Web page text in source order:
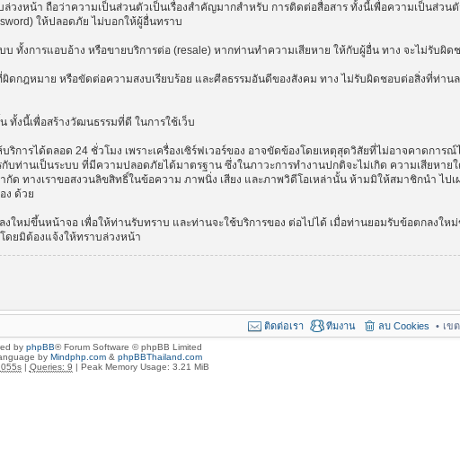
งหน้า ถือว่าความเป็นส่วนตัวเป็นเรื่องสำคัญมากสำหรับ การติดต่อสื่อสาร ทั้งนี้เพื่อความเป็นส่วน
ให้ปลอดภัย ไม่บอกให้ผู้อื่นทราบ
ทั้งการแอบอ้าง หรือขายบริการต่อ (resale) หากท่านทำความเสียหาย ให้กับผู้อื่น ทาง จะไม่รับผิ
กฎหมาย หรือขัดต่อความสงบเรียบร้อย และศีลธรรมอันดีของสังคม ทาง ไม่รับผิดชอบต่อสิ่งที่ท่านล
ทั้งนี้เพื่อสร้างวัฒนธรรมที่ดี ในการใช้เว็บ
การได้ตลอด 24 ชั่วโมง เพราะเครื่องเซิร์ฟเวอร์ของ อาจขัดข้องโดยเหตุสุดวิสัยที่ไม่อาจคาดการ
ท่านเป็นระบบ ที่มีความปลอดภัยได้มาตรฐาน ซึ่งในภาวะการทำงานปกติจะไม่เกิด ความเสียหาย
ทางเราขอสงวนลิขสิทธิ์ในข้อความ ภาพนิ่ง เสียง และภาพวิดีโอเหล่านั้น ห้ามมิให้สมาชิกนำ ไปเ
ง ด้วย
ใหม่ขึ้นหน้าจอ เพื่อให้ท่านรับทราบ และท่านจะใช้บริการของ ต่อไปได้ เมื่อท่านยอมรับข้อตกลงให
ดยมิต้องแจ้งให้ทราบล่วงหน้า
เข
ลบ Cookies
ทีมงาน
ติดต่อเรา
by phpBB® Forum Software © phpBB Limited
by Mindphp.com& phpBBThailand.com
| Queries: 9 | Peak Memory Usage: 3.21 MiB